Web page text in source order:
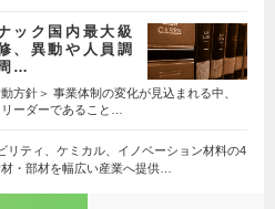
ック国内最大級
、異動や人員調
…
方針＞ 事業体制の変化が見込まれる中、
ーダーであること…
リティ、ケミカル、イノベーション材料の4
・部材を幅広い産業へ提供…